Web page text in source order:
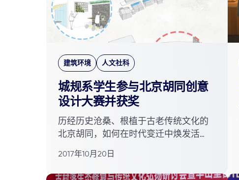
建筑环境 人文社科
城规系学生参与北京胡同创意
设计大赛并获奖
历经历史沧桑、根植于古老传统文化的
北京胡同，如何在时代变迁中焕发活
2017年10月20日